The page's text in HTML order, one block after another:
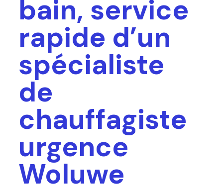
bain, service
rapide d’un
spécialiste
de
chauffagiste
urgence
Woluwe